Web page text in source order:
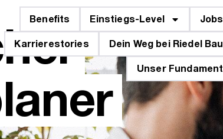
Benefits Einstiegs-Level
Jobs
Karrierestories
Dein Weg bei Riedel Bau
Unser Fundament